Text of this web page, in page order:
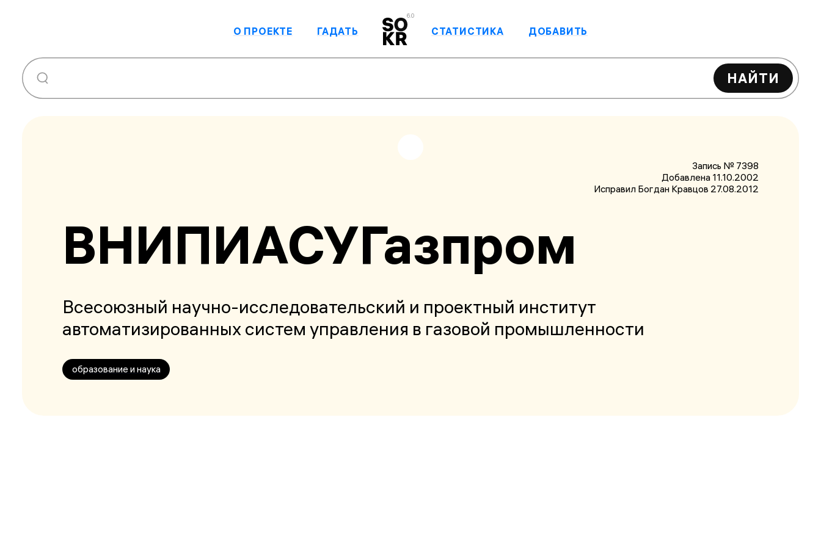
6.0
О ПРОЕКТЕ ГАДАТЬ СТАТИСТИКА ДОБАВИТЬ
НАЙТИ
Запись № 7398
Добавлена 11.10.2002
Исправил Богдан Кравцов 27.08.2012
ВНИПИАСУГазпром
Всесоюзный научно-исследовательский и проектный институт
автоматизированных систем управления в газовой промышленности
образование и наука